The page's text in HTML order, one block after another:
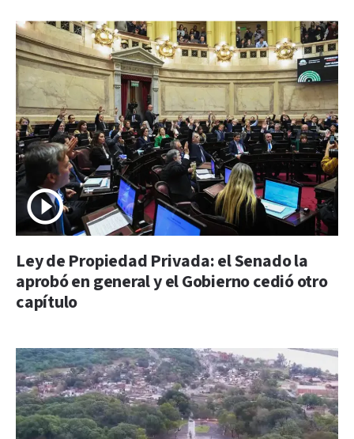
Ley de Propiedad Privada: el Senado la
aprobó en general y el Gobierno cedió otro
capítulo